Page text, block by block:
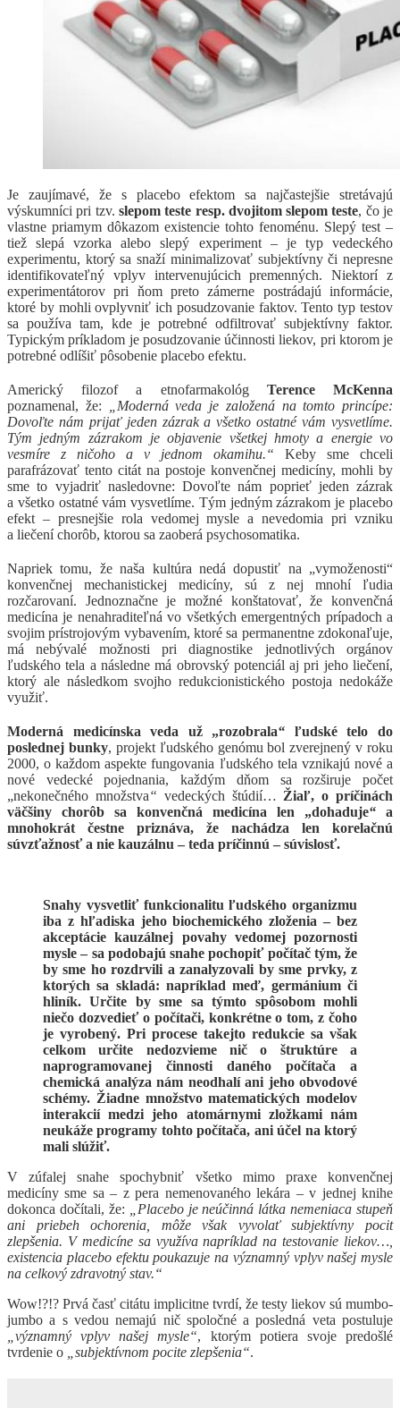
Je zaujímavé, že s placebo efektom sa najčastejšie stretávajú
výskumníci pri tzv. slepom teste resp. dvojitom slepom teste, čo je
vlastne priamym dôkazom existencie tohto fenoménu. Slepý test –
tiež slepá vzorka alebo slepý experiment – je typ vedeckého
experimentu, ktorý sa snaží minimalizovať subjektívny či nepresne
identifikovateľný vplyv intervenujúcich premenných. Niektorí z
experimentátorov pri ňom preto zámerne postrádajú informácie,
ktoré by mohli ovplyvniť ich posudzovanie faktov. Tento typ testov
sa používa tam, kde je potrebné odfiltrovať subjektívny faktor.
Typickým príkladom je posudzovanie účinnosti liekov, pri ktorom je
potrebné odlíšiť pôsobenie placebo efektu.
Americký filozof a etnofarmakológ Terence McKenna
poznamenal, že:
„Moderná veda je založená na tomto princípe:
Dovoľte nám prijať jeden zázrak a všetko ostatné vám vysvetlíme.
Tým jedným zázrakom je objavenie všetkej hmoty a energie vo
vesmíre z ničoho a v jednom okamihu.“ Keby sme chceli
parafrázovať tento citát na postoje konvenčnej medicíny, mohli by
sme to vyjadriť nasledovne: Dovoľte nám poprieť jeden zázrak
a všetko ostatné vám vysvetlíme. Tým jedným zázrakom je placebo
efekt – presnejšie rola vedomej mysle a nevedomia pri vzniku
a liečení chorôb, ktorou sa zaoberá psychosomatika.
Napriek tomu, že naša kultúra nedá dopustiť na „vymoženosti“
konvenčnej mechanistickej medicíny, sú z nej mnohí ľudia
rozčarovaní. Jednoznačne je možné konštatovať, že konvenčná
medicína je nenahraditeľná vo všetkých emergentných prípadoch a
svojim prístrojovým vybavením, ktoré sa permanentne zdokonaľuje,
má nebývalé možnosti pri diagnostike jednotlivých orgánov
ľudského tela a následne má obrovský potenciál aj pri jeho liečení,
ktorý ale následkom svojho redukcionistického postoja nedokáže
využiť.
Moderná medicínska veda už „rozobrala“ ľudské telo do
poslednej bunky, projekt ľudského genómu bol zverejnený v roku
2000, o každom aspekte fungovania ľudského tela vznikajú nové a
nové vedecké pojednania, každým dňom sa rozširuje počet
„nekonečného množstva“ vedeckých štúdií… Žiaľ, o príčinách
väčšiny chorôb sa konvenčná medicína len „dohaduje“ a
mnohokrát čestne priznáva, že nachádza len korelačnú
súvzťažnosť a nie kauzálnu – teda príčinnú – súvislosť.
Snahy vysvetliť funkcionalitu ľudského organizmu
iba z hľadiska jeho biochemického zloženia – bez
akceptácie kauzálnej povahy vedomej pozornosti
mysle – sa podobajú snahe pochopiť počítač tým, že
by sme ho rozdrvili a zanalyzovali by sme prvky, z
ktorých sa skladá: napríklad meď, germánium či
hliník. Určite by sme sa týmto spôsobom mohli
niečo dozvedieť o počítači, konkrétne o tom, z čoho
je vyrobený. Pri procese takejto redukcie sa však
celkom určite nedozvieme nič o štruktúre a
naprogramovanej činnosti daného počítača a
chemická analýza nám neodhalí ani jeho obvodové
schémy. Žiadne množstvo matematických modelov
interakcií medzi jeho atomárnymi zložkami nám
neukáže programy tohto počítača, ani účel na ktorý
mali slúžiť.
V zúfalej snahe spochybniť všetko mimo praxe konvenčnej
medicíny sme sa – z pera nemenovaného lekára – v jednej knihe
dokonca dočítali, že:
„Placebo je neúčinná látka nemeniaca stupeň
ani priebeh ochorenia, môže však vyvolať subjektívny pocit
zlepšenia. V medicíne sa využíva napríklad na testovanie liekov…,
existencia placebo efektu poukazuje na významný vplyv našej mysle
na celkový zdravotný stav.“
Wow!?!? Prvá časť citátu implicitne tvrdí, že testy liekov sú mumbo-
jumbo a s vedou nemajú nič spoločné a posledná veta postuluje
„významný vplyv našej mysle“, ktorým potiera svoje predošlé
tvrdenie o
„subjektívnom pocite zlepšenia“.